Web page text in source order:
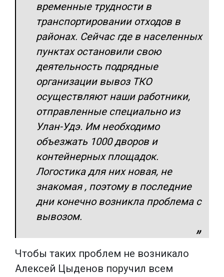
временные трудности в
транспортировании отходов в
районах. Сейчас где в населенных
пунктах остановили свою
деятельность подрядные
организации вывоз ТКО
осуществляют наши работники,
отправленные специально из
Улан-Удэ. Им необходимо
объезжать 1000 дворов и
контейнерных площадок.
Логостика для них новая, не
знакомая , поэтому в последние
дни конечно возникла проблема с
вывозом.
Чтобы таких проблем не возникало
Алексей Цыденов поручил всем